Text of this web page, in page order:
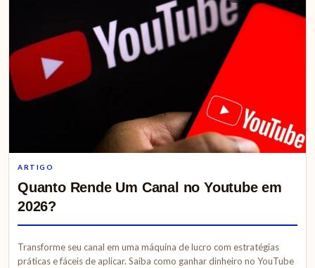
ARTIGO
Quanto Rende Um Canal no Youtube em
2026?
Transforme seu canal em uma máquina de lucro com estratégias
práticas e fáceis de aplicar. Saiba como ganhar dinheiro no YouTube